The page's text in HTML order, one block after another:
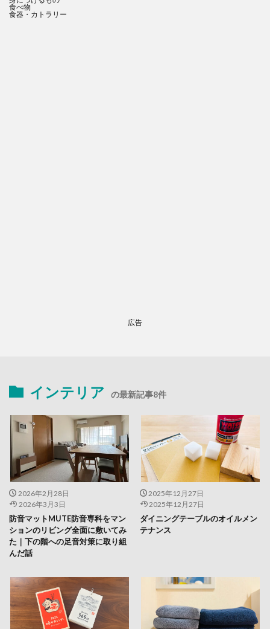
食べ物
食器・カトラリー
広告
インテリア の最新記事8件
2026年2月28日
2026年3月3日
防音マットMUTE防音専科をマン
ションのリビング全面に敷いてみ
た｜下の階への足音対策に取り組
んだ話
2025年12月27日
2025年12月27日
ダイニングテーブルのオイルメン
テナンス